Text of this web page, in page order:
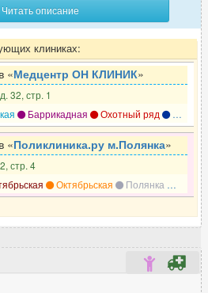
Читать описание
клиниках:
«Медцентр ОН КЛИНИК»
32, стр. 1
Баррикадная Охотный ряд Смоленская
«Поликлиника.ру м.Полянка»
стр. 4
Октябрьская Полянка